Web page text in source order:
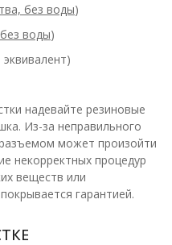
без воды)
воды)
надевайте резиновые
Из-за неправильного
может произойти
некорректных процедур
веществ или
гарантией.